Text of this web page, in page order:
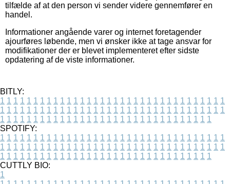
tilfælde af at den person vi sender videre gennemfører en
handel.
Informationer angående varer og internet foretagender
ajourføres løbende, men vi ønsker ikke at tage ansvar for
modifikationer der er blevet implementeret efter sidste
opdatering af de viste informationer.
BITLY:
1 1 1 1 1 1 1 1 1 1 1 1 1 1 1 1 1 1 1 1 1 1 1 1 1 1 1 1 1 1 1 1 1 1
1 1 1 1 1 1 1 1 1 1 1 1 1 1 1 1 1 1 1 1 1 1 1 1 1 1 1 1 1 1 1 1 1 1
1 1 1 1 1 1 1 1 1 1 1 1 1 1 1 1 1 1 1 1 1 1 1 1 1 1 1 1 1 1 1 1
SPOTIFY:
1 1 1 1 1 1 1 1 1 1 1 1 1 1 1 1 1 1 1 1 1 1 1 1 1 1 1 1 1 1 1 1 1 1
1 1 1 1 1 1 1 1 1 1 1 1 1 1 1 1 1 1 1 1 1 1 1 1 1 1 1 1 1 1 1 1 1 1
1 1 1 1 1 1 1 1 1 1 1 1 1 1 1 1 1 1 1 1 1 1 1 1 1 1 1 1 1 1 1 1
CUTTLY BIO:
1